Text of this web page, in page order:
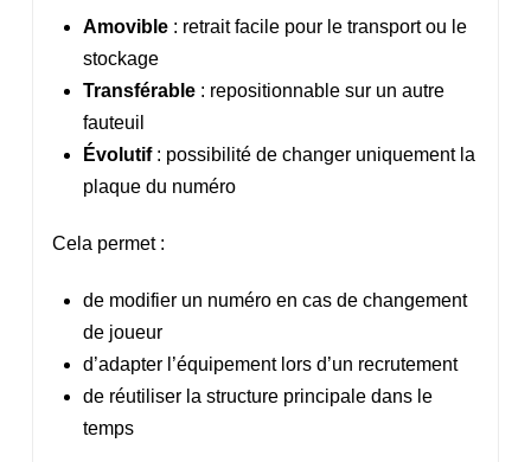
Amovible : retrait facile pour le transport ou le
stockage
Transférable : repositionnable sur un autre
fauteuil
Évolutif: possibilité de changer uniquement la
plaque du numéro
Cela permet :
de modifier un numéro en cas de changement
de joueur
d’adapter l’équipement lors d’un recrutement
de réutiliser la structure principale dans le
temps